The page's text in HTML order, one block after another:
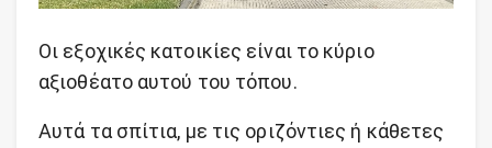
Οι εξοχικές κατοικίες είναι το κύριο
αξιοθέατο αυτού του τόπου.
Αυτά τα σπίτια, με τις οριζόντιες ή κάθετες